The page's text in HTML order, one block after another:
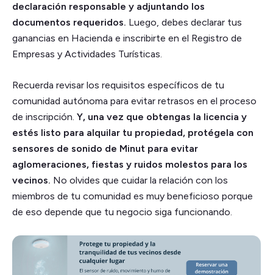
declaración responsable y adjuntando los
documentos requeridos. Luego, debes declarar tus
ganancias en Hacienda e inscribirte en el Registro de
Empresas y Actividades Turísticas.
Recuerda revisar los requisitos específicos de tu
comunidad autónoma para evitar retrasos en el proceso
de inscripción. Y, una vez que obtengas la licencia y
estés listo para alquilar tu propiedad, protégela con
sensores de sonido de Minut para evitar
aglomeraciones, fiestas y ruidos molestos para los
vecinos. No olvides que cuidar la relación con los
miembros de tu comunidad es muy beneficioso porque
de eso depende que tu negocio siga funcionando.